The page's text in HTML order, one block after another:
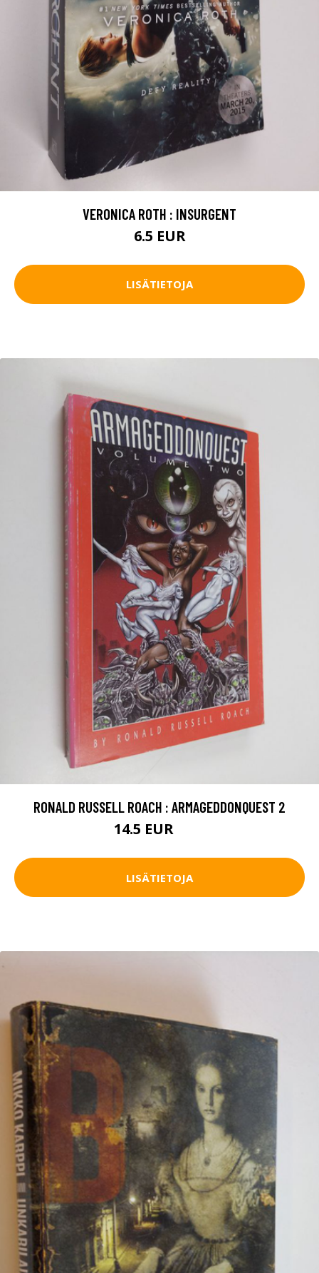
VERONICA ROTH : INSURGENT
6.5 EUR
LISÄTIETOJA
RONALD RUSSELL ROACH : ARMAGEDDONQUEST 2
14.5 EUR
LISÄTIETOJA